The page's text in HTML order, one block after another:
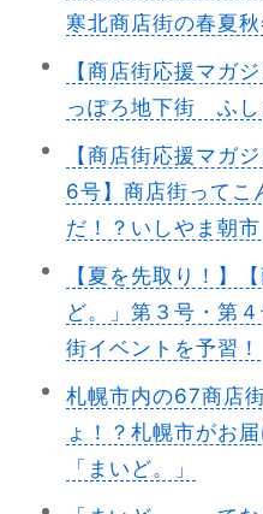
寒北商店街の春夏秋
【商店街応援マガ
っぽろ地下街 ふし
【商店街応援マガ
6号】商店街ってこ
だ！？いしやま朝
【夏を先取り！】
ど。」第３号・第
街イベントを予習！
札幌市内の67商店
ょ！？札幌市がお
「まいど。」